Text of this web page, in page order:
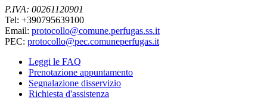
P.IVA: 00261120901
Tel: +390795639100
Email: protocollo@comune.perfugas.ss.it
PEC: protocollo@pec.comuneperfugas.it
Leggi le FAQ
Prenotazione appuntamento
Segnalazione disservizio
Richiesta d'assistenza